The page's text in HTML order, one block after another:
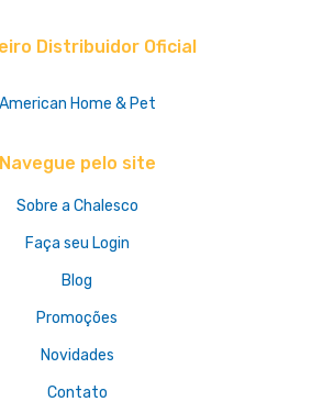
Distribuidor Oficial
American Home & Pet
Navegue pelo site
Sobre a Chalesco
Faça seu Login
Blog
Promoções
Novidades
Contato